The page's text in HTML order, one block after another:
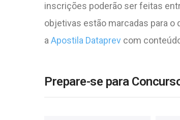
inscrições poderão ser feitas
objetivas estão marcadas para o
a Apostila Dataprev com
Prepare-se para